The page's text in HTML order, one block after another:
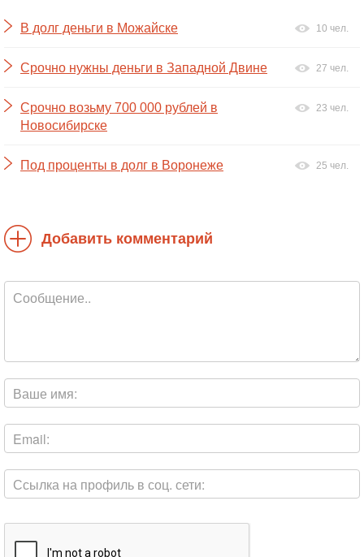
В долг деньги в Можайске 10 чел.
Срочно нужны деньги в Западной Двине 27 чел.
Срочно возьму 700 000 рублей в
Новосибирске
23 чел.
Под проценты в долг в Воронеже 25 чел.
Добавить комментарий